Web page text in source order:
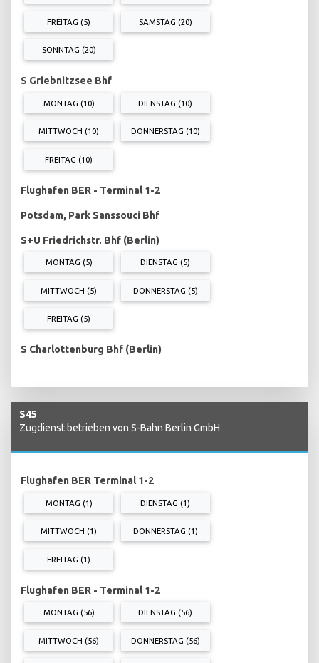
FREITAG (5) SAMSTAG (20)
SONNTAG (20)
S Griebnitzsee Bhf
MONTAG (10) DIENSTAG (10)
MITTWOCH (10) DONNERSTAG (10)
FREITAG (10)
Flughafen BER - Terminal 1-2
Potsdam, Park Sanssouci Bhf
S+U Friedrichstr. Bhf (Berlin)
MONTAG (5) DIENSTAG (5)
MITTWOCH (5) DONNERSTAG (5)
FREITAG (5)
S Charlottenburg Bhf (Berlin)
S45
Zugdienst betrieben von S-Bahn Berlin GmbH
Flughafen BER Terminal 1-2
MONTAG (1) DIENSTAG (1)
MITTWOCH (1) DONNERSTAG (1)
FREITAG (1)
Flughafen BER - Terminal 1-2
MONTAG (56) DIENSTAG (56)
MITTWOCH (56) DONNERSTAG (56)